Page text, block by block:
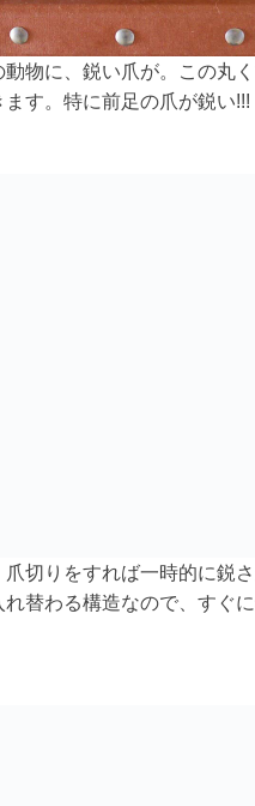
物に、鋭い爪が。この丸
す。特に前足の爪が鋭い!!!
切りをすれば一時的に鋭
替わる構造なので、すぐ